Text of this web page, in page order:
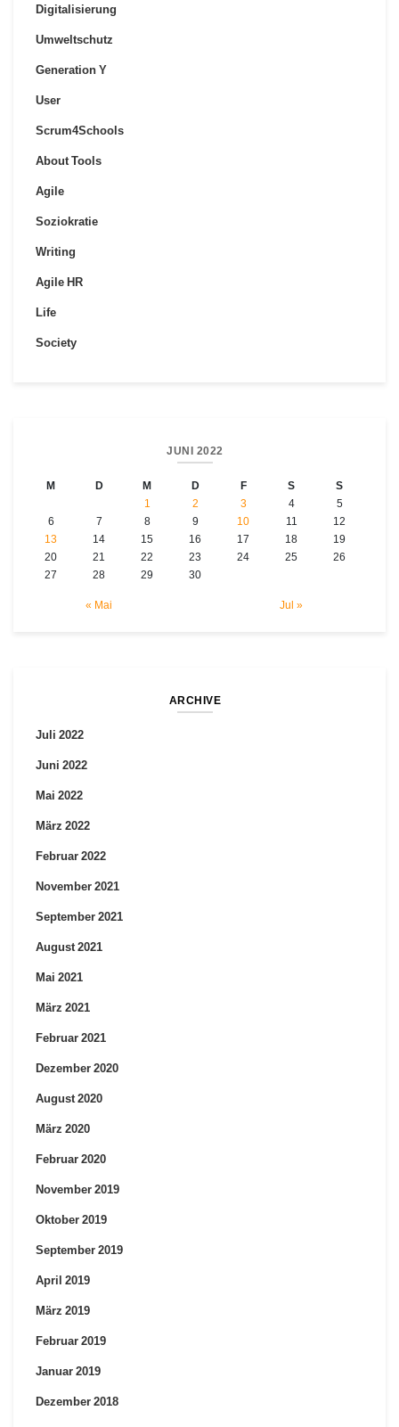
Digitalisierung
Umweltschutz
Generation Y
User
Scrum4Schools
About Tools
Agile
Soziokratie
Writing
Agile HR
Life
Society
JUNI 2022
M D M D F S S
« Mai Jul »
1 2 3 4
5
6
7 8 9 10 11
12
13
14 15 16 17 18
19
20
21 22 23 24 25
26
27
28 29 30
ARCHIVE
Juli 2022
Juni 2022
Mai 2022
März 2022
Februar 2022
November 2021
September 2021
August 2021
Mai 2021
März 2021
Februar 2021
Dezember 2020
August 2020
März 2020
Februar 2020
November 2019
Oktober 2019
September 2019
April 2019
März 2019
Februar 2019
Januar 2019
Dezember 2018